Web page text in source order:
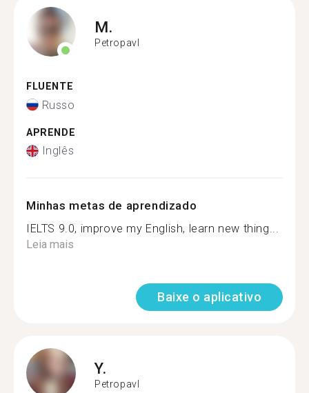
M.
Petropavl
FLUENTE
Russo
APRENDE
Inglês
Minhas metas de aprendizado
IELTS 9.0, improve my English, learn new thing...
Leia mais
Baixe o aplicativo
Y.
Petropavl